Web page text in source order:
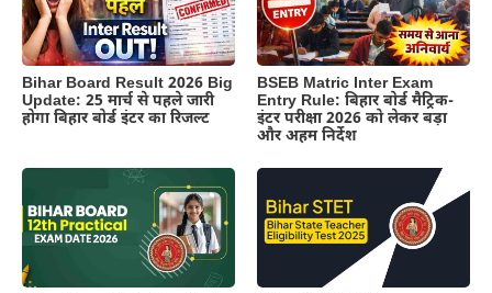
Bihar Board Result 2026 Big
Update: 25 मार्च से पहले जारी
होगा बिहार बोर्ड इंटर का रिजल्ट
BSEB Matric Inter Exam
Entry Rule: बिहार बोर्ड मैट्रिक-
इंटर परीक्षा 2026 को लेकर बड़ा
और अहम निर्देश